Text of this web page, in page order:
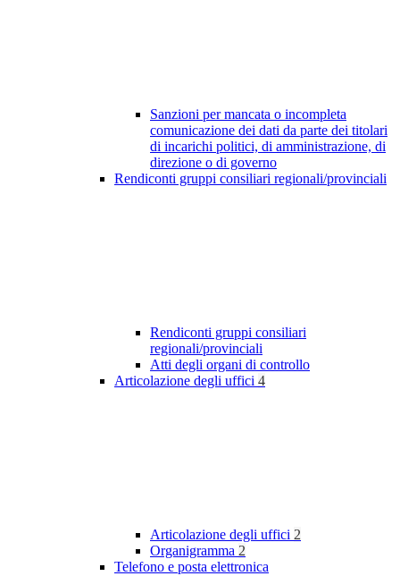
Sanzioni per mancata o incompleta
comunicazione dei dati da parte dei titolari
di incarichi politici, di amministrazione, di
direzione o di governo
Rendiconti gruppi consiliari regionali/provinciali
Rendiconti gruppi consiliari
regionali/provinciali
Atti degli organi di controllo
Articolazione degli uffici 4
Articolazione degli uffici 2
Organigramma 2
Telefono e posta elettronica